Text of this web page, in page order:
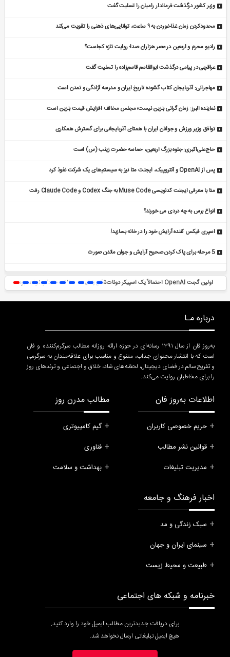
وزیر کشور درگذشت فرماندار رامیان را تسلیت گفت
محدودکردن زمان غذاخوردن به ۹ ساعت، توانایی‌های ذهنی را تقویت می‌کند
رادیو محرم و اربعین در عصر هزاران صدا؛ روایت تازه کجاست؟
عراقچی در پیامی درگذشت ابوالقاسم قاسم‌زاده را تسلیت گفت
مهاجرانی: آذربایجان کتاب گشوده تاریخ ایران و مدرسه آزادگی و تمدن است
نماینده البرز: زمان گرانی بنزین نیست؛ مجلس مخالف افزایش قیمت بنزین است
توافق وزیر ورزش و جوانان ایران با همتای آذربایجانی برای گسترش همکاری
حاج‌علی‌اکبری: جلوه بزرگ اربعین، حماسه حضرت زینب (س) است
پس از OpenAI و آنتروپیک، ایجنت متا نیز به سیستم‌های یک شرکت نفوذ کرد
متا با معرفی ایجنت کدنویسی Muse Code به جنگ Codex و Claude Code رفت
انواع برس به چه دردی می خورند؟
اسپری فیکس کننده آرایش خود را در خانه بسازید!
5 مرحله برای پاک کردن صحیح آرایش و جوان ماندن صورت
اولین گجت OpenAI احتمالاً یک اسپیکر دونات‌شکل با قیمت ۳۰۰ تا ۴۰۰ دلار خواهد بود
درباره مـا
به‌روز فان از سال ۱۳۹۱ رسانه‌ای در حوزه ارائه روزانه مطالب سرگرم‌کننده و فان
است که با انتشار محتوای جذاب، متنوع و مناسب برای علاقه‌مندان به سرگرمی
و تفریح سالم در فضای دیجیتال، لحظه‌های شاد، خلاق و اجتماعی و ترندهای روز
را برای مخاطبان روایت می‌کند.
اطلاعات به‌روز فان
حریم خصوصی کاربران
قوانین نشر مطالب
مدیریت تبلیغات
مطالب مدرن روز
گیم کامپیوتری
فناوری
بهداشت و سلامت
اخبار فرهنگ و جامعه
سبک زندگی و مد
سینمای ایران و جهان
طبیعت و محیط زیست
خبرنامه و شبکه های اجتماعی
برای دریافت جدیدترین مطالب ایمیل خود را وارد کنید.
هیچ ایمیل تبلیغاتی ارسال نخواهد شد.